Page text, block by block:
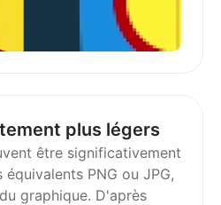
plus légers
être significativement
PNG ou JPG,
graphique. D'après